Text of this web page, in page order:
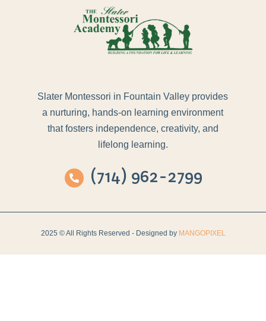
Slater Montessori in Fountain Valley provides
a nurturing, hands-on learning environment
that fosters independence, creativity, and
lifelong learning.
(714) 962-2799
2025 © All Rights Reserved - Designed by MANGOPIXEL